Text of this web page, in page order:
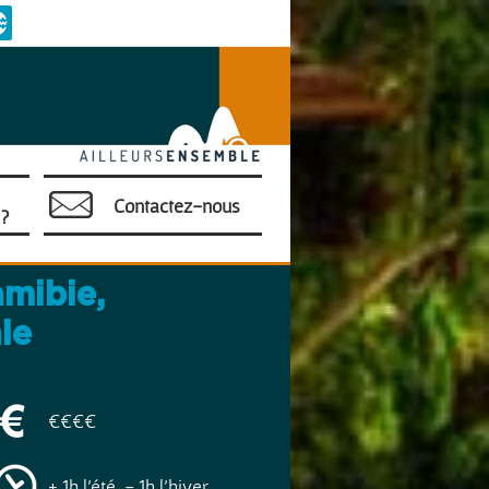
Contactez-nous
€€€€